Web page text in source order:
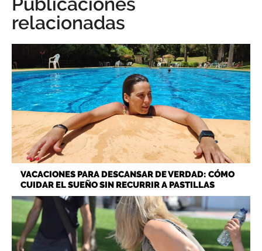
relacionadas
VACACIONES PARA DESCANSAR DE VERDAD: CÓMO
CUIDAR EL SUEÑO SIN RECURRIR A PASTILLAS